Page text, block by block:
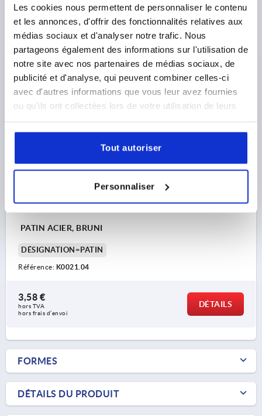
Les cookies nous permettent de personnaliser le contenu
et les annonces, d'offrir des fonctionnalités relatives aux
médias sociaux et d'analyser notre trafic. Nous
partageons également des informations sur l'utilisation de
notre site avec nos partenaires de médias sociaux, de
publicité et d'analyse, qui peuvent combiner celles-ci
avec d'autres informations que vous leur avez fournies
ou qu'ils ont collectées lors de votre utilisation de leurs
Tout autoriser
Personnaliser
ETRIER DE TRACTION, ACIER BRUNI
DÉSIGNATION=ÉTRIER DE TRACTION
Référence:K0021.03
46,28 €
hors TVA
hors frais d’envoi
K0021
PATIN ACIER, BRUNI
DÉSIGNATION=PATIN
Référence: K0021.04
3,58 €
hors TVA
hors frais d’envoi
DÉTAILS
FORMES
DÉTAILS DU PRODUIT